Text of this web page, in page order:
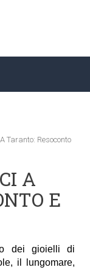
Taranto: Resoconto
A
E
dei gioielli di
il lungomare,